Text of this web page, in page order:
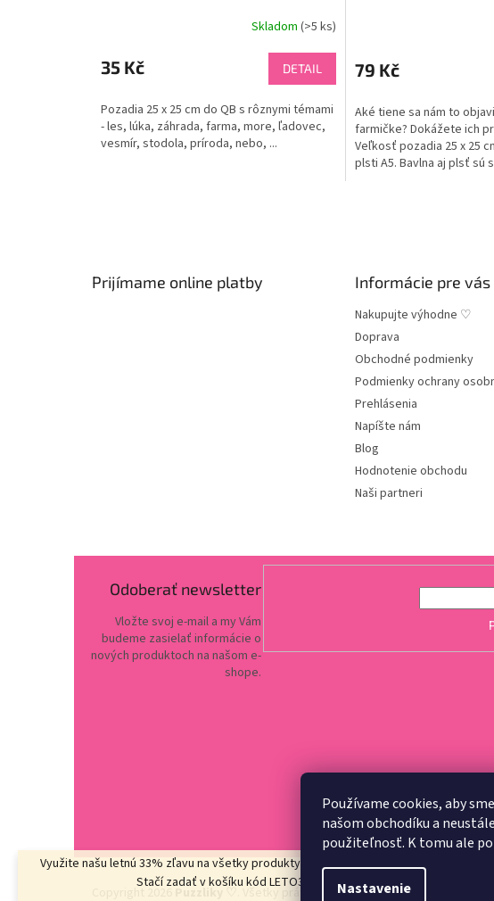
Používame cookies, aby
našom obchodíku a
použiteľnosť. K tomu ale
Nastavenie
Využite našu letnú 33% zľavu na všetky produkty v kategórii LETO33.
Stačí zadať v košíku kód LETO33
Skladom (>5 ks)
35 Kč DETAIL
Pozadia 25 x 25 cm do QB s rôznymi témami
- les, lúka, záhrada, farma, more, ľadovec,
vesmír, stodola, príroda, nebo, ...
79 Kč
Aké tiene sa nám to
farmičke? Dokážete ich
Veľkosť pozadia 25 x 25
plsti A5. Bavlna aj plsť sú
Prijímame online platby Informácie pre vás
Nakupujte výhodne ♡
Doprava
Obchodné podmienky
Podmienky ochrany
Prehlásenia
Napíšte nám
Blog
Hodnotenie obchodu
Naši partneri
Odoberať newsletter
Vložte svoj e-mail a my Vám
budeme zasielať informácie o
nových produktoch na našom e-
shope.
. Všetky práva vyhradené.Upraviť nastavenie